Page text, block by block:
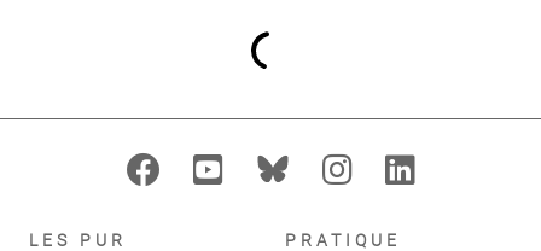
LES PUR PRATIQUE